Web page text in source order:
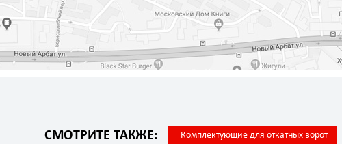
СМОТРИТЕ ТАКЖЕ: Комплектующие для откатных ворот